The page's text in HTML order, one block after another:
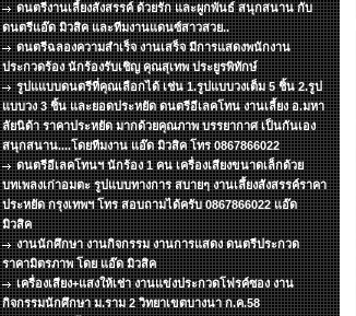
ดนตรีงานเลี้ยงสังสรรค์ ด้วยรัก และผูกพันธ์ สนุกสนาน กับ
ดนตรีแอ๊ด มิวสิค และทีมงานแดนซ์สาวสวย..
ดนตรีฉลองความสำเร็จ งานเสร็จ มีการแสดงพนักงาน
ประกวดร้อง นักร้องรับเชิญ คุณสุเทพ ประยูรพิทักษ์
รูปแแบบดนตรีที่คุณเลือกได้ เช่น 1.รูปแบบวงเต็ม 5 ชิ้น 2.รูป
แบบวง 3 ชิ้น และยอดประหยัด ดนตรีอีเลคโทน งานเลี้ยง อ.มหา
ลัยนิด้า ราคาประหยัด มากด้วยคุณภาพ บรรยากาศ เป็นกันเอง
สนุกสนาน....โดยทีมงาน แอ๊ด มิวสิค โทร 0867866022
ดนตรีอีเลคโทนฯ นักร้อง 1 คน เครื่องเสียงขนาดเล็กด้วย
บทเพลงเก่าอมตะ รูปแบบทางการ สบายๆ งานเลึ้ยงสังสรรค์ราคา
ประหยัด กรุงเทพฯ โทร สอบถามได้ครับ 0867866022 แอ๊ด
มิวสิค
งานนักศึกษา งานกิจกรรม งานการแสดง ดนตรีประกวด
ราคามิตรภาพ โดย แอ๊ด มิวสิค
เครื่องเสียง+แสงให้เช่า งานแข่งประกวดโฟรค์ซอง งาน
กิจกรรมนักศึกษา ม.ราม 2 วิทยาเขตบางนา ก.ค.58